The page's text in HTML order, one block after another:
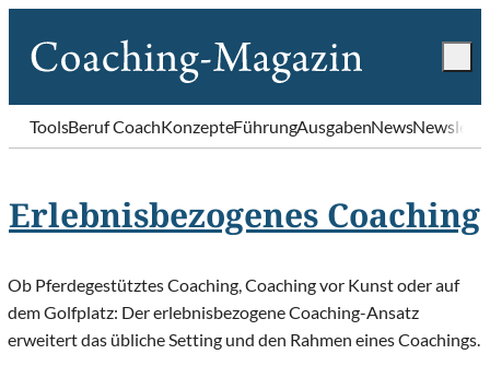
ToolsBeruf CoachKonzepteFührungAusgabenNews
Erlebnisbezogenes Coaching
Ob Pferdegestütztes Coaching, Coaching vor Kunst oder auf
dem Golfplatz: Der erlebnisbezogene Coaching-Ansatz
erweitert das übliche Setting und den Rahmen eines Coachings.